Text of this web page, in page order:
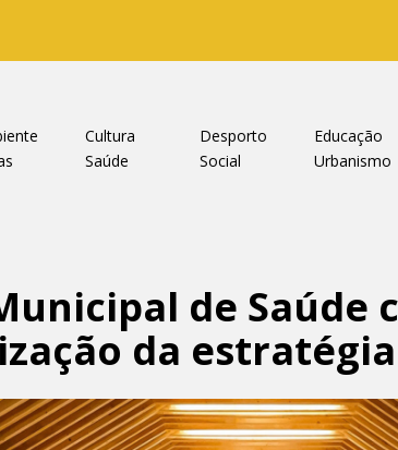
Cultura Desporto Educação
Saúde Social Urbanismo
de
da